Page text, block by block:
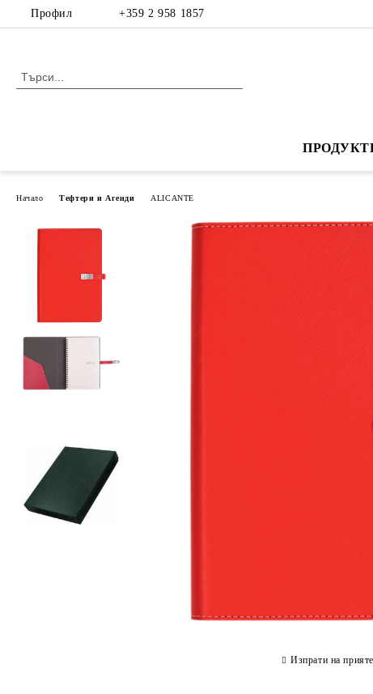
Профил +359 2 958 1857
Начало Тефтери и Агенди ALICANTE
Изпрати на